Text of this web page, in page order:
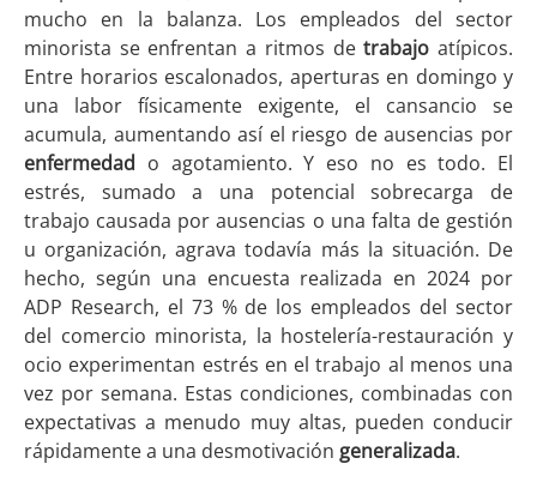
mucho en la balanza. Los empleados del sector
minorista se enfrentan a ritmos detrabajo atípicos.
Entre horarios escalonados, aperturas en domingo y
una labor físicamente exigente, el cansancio se
acumula, aumentando así el riesgo de ausencias por
enfermedad o agotamiento. Y eso no es todo. El
estrés, sumado a una potencial sobrecarga de
trabajo causada por ausencias o una falta de gestión
u organización, agrava todavía más la situación. De
hecho, según una encuesta realizada en 2024 por
ADP Research, el 73 % de los empleados del sector
del comercio minorista, la hostelería-restauración y
ocio experimentan estrés en el trabajo al menos una
vez por semana. Estas condiciones, combinadas con
expectativas a menudo muy altas, pueden conducir
rápidamente a una desmotivación generalizada.